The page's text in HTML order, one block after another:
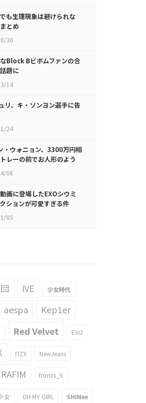
も生理現象は避けられな
とめ
30
Block Bビボムファンの合
題に
14
リ、キ・ソンヨン選手に告
24
・ウォニョン、3300万円相
レーの前でお人形のよう
…スーパーカーより目を引
ようなボディライン
06
画に登場したEXOシウミ
ションが可愛すぎる件
05
IVE 少女時代
aespa Kep1er
Red Velvet EXO
ITZY NewJeans
fromis_9
女 OH MY GIRL SHINee